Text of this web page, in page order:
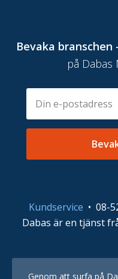
Bevaka branschen
på
postadress
Kundservice • 08-
Dabas är en tjänst
Genom att surfa på